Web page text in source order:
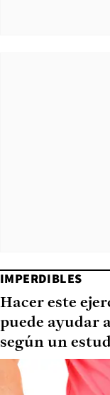
IMPERDIBLES
Hacer este
puede ayudar
según un